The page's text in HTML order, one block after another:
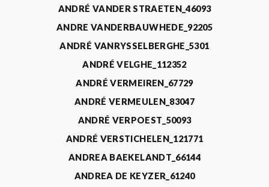
ANDRÉ VANDER STRAETEN_46093
ANDRE VANDERBAUWHEDE_92205
ANDRÉ VANRYSSELBERGHE_5301
ANDRÉ VELGHE_112352
ANDRÉ VERMEIREN_67729
ANDRÉ VERMEULEN_83047
ANDRÉ VERPOEST_50093
ANDRÉ VERSTICHELEN_121771
ANDREA BAEKELANDT_66144
ANDREA DE KEYZER_61240